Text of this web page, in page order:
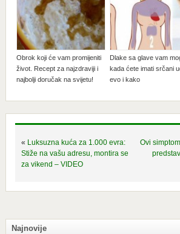
Obrok koji će vam promijeniti
život. Recept za najzdraviji i
najbolji doručak na svijetu!
Dlake sa glave vam
kada ćete imati srčani
evo i kako
« Luksuzna kuća za 1.000 evra:
Stiže na vašu adresu, montira se
za vikend – VIDEO
Ovi
Najnovije